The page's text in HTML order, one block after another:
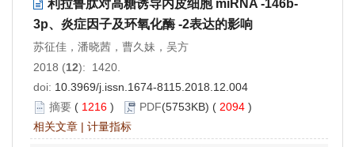
利拉鲁肽对高糖诱导内皮细胞 miRNA -146b-
3p、炎症因子及环氧化酶 -2表达的影响
苏征佳，潘晓茜，曹久妹，吴方
2018 (12): 1420.
doi: 10.3969/j.issn.1674-8115.2018.12.004
摘要 ( 1216 ) PDF(5753KB) ( 2094 )
相关文章 | 计量指标